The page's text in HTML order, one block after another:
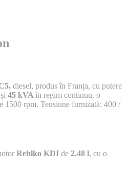
diesel, produs în Franța, cu putere
45 kVA în regim continuu, o
1500 rpm. Tensiune furnizată: 400 /
Rehlko KDI de 2.48 l, cu o